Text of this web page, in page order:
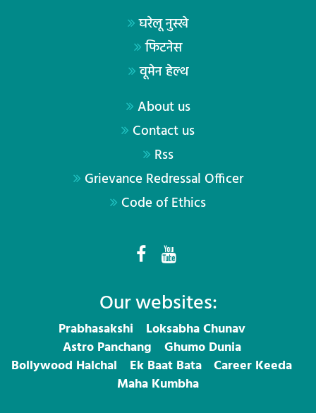
घरेलू नुस्खे
फिटनेस
वूमेन हेल्थ
About us
Contact us
Rss
Grievance Redressal Officer
Code of Ethics
Our websites:
Prabhasakshi
Loksabha Chunav
Astro Panchang
Ghumo Dunia
Bollywood Halchal
Ek Baat Bata
Career Keeda
Maha Kumbha